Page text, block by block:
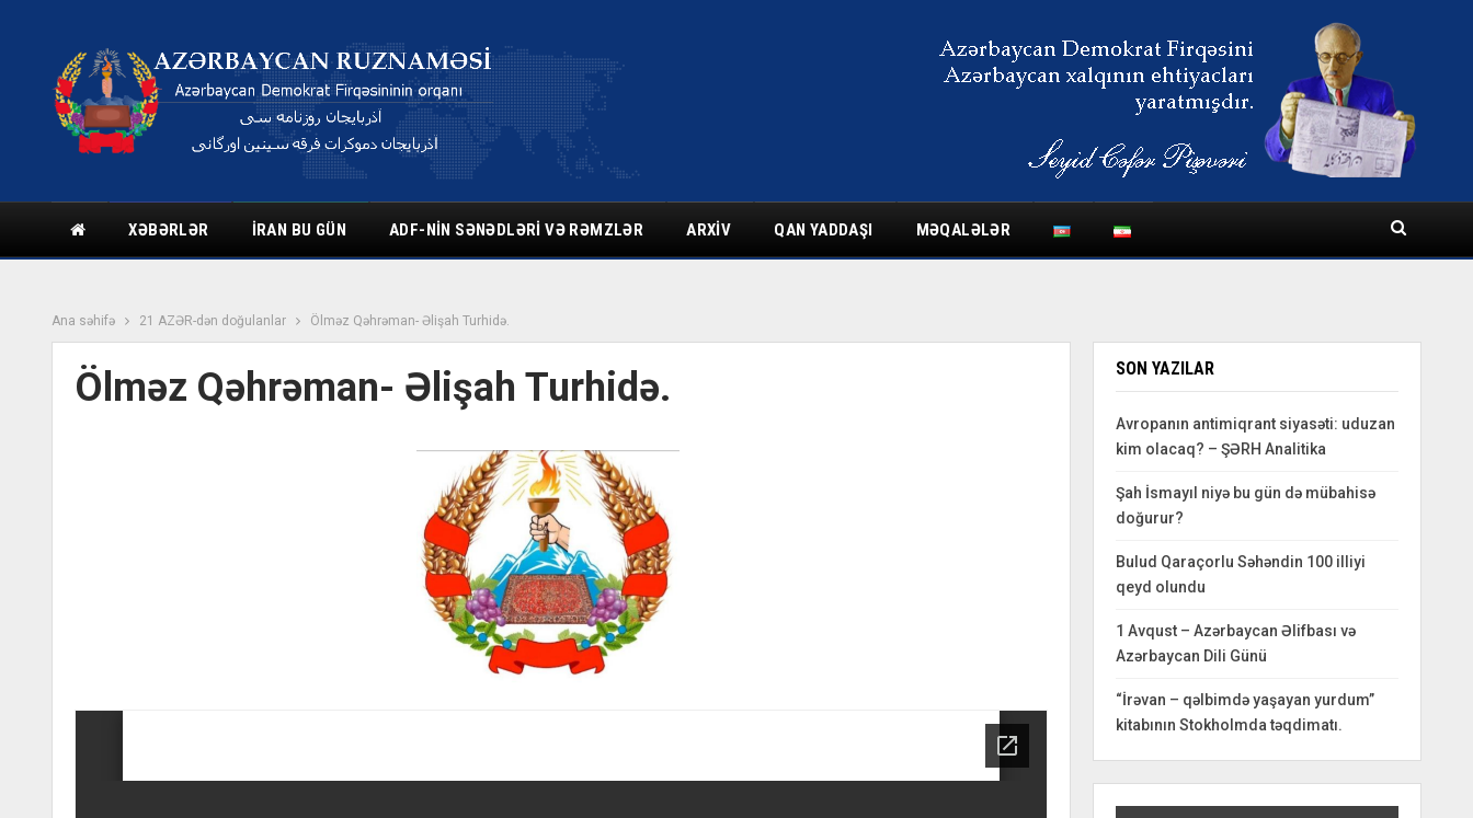
XƏBƏRLƏR İRAN BU GÜN ADF-NIN SƏNƏDLƏRI VƏ RƏMZLƏR ARXIV QAN YADDAŞI MƏQALƏLƏR
Ana səhifə 21 AZƏR-dən doğulanlar Ölməz Qəhrəman- Əlişah Turhidə.
Ölməz Qəhrəman- Əlişah Turhidə. SON YAZILAR
Avropanın antimiqrant siyasəti: uduzan
kim olacaq? – ŞƏRH Analitika
Şah İsmayıl niyə bu gün də mübahisə
doğurur?
Bulud Qaraçorlu Səhəndin 100 illiyi
qeyd olundu
1 Avqust – Azərbaycan Əlifbası və
Azərbaycan Dili Günü
“İrəvan – qəlbimdə yaşayan yurdum”
kitabının Stokholmda təqdimatı.